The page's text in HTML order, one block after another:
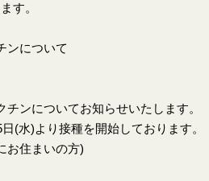
す。
ンについて
ンについてお知らせいたします。
(水)より接種を開始しております。
お住まいの方)